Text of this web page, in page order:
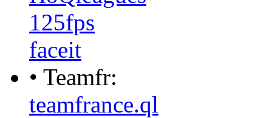
125fps
faceit
• Teamfr:
teamfrance.ql